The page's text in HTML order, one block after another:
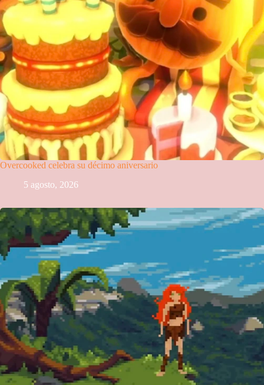
Overcooked celebra su décimo aniversario
5 agosto, 2026